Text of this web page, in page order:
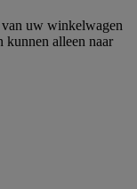
uw winkelwagen
alleen naar